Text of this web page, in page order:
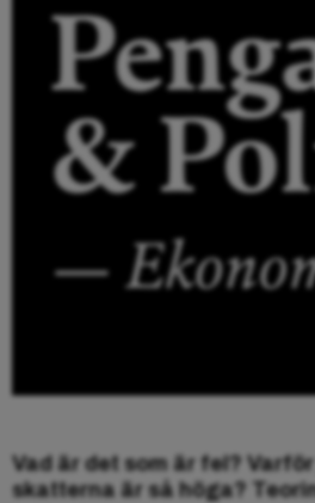
Vad är det som är fel?
skatterna är så höga?